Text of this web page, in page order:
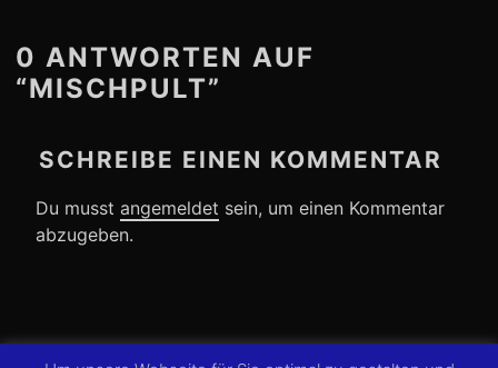
0 ANTWORTEN AUF
“MISCHPULT”
SCHREIBE EINEN KOMMENTAR
Du musstangemeldet sein, um einen Kommentar
abzugeben.